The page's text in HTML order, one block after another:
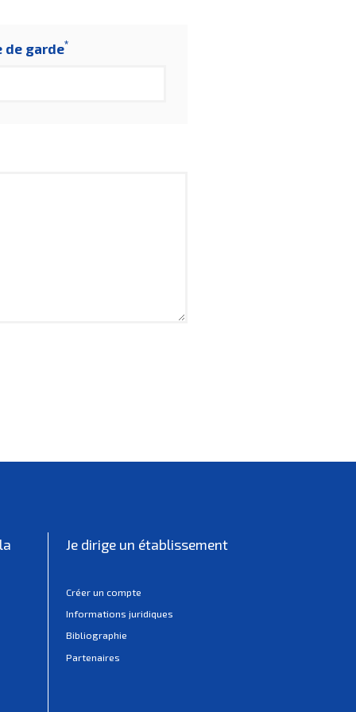
de garde*
Je dirige un établissement
Créer un compte
Informations juridiques
Bibliographie
Partenaires